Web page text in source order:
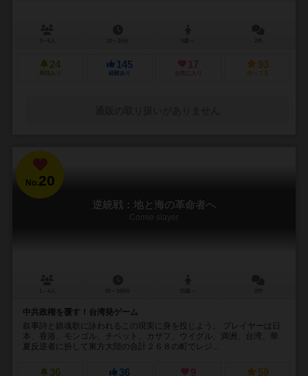
24
興味あり
145
経験あり
17
お気に入り
93
持ってる
No.20
逆統戦：地と海の革命者へ
Comie slayer
中共政権を覆す！台湾発ゲーム
叙事詩と鎮魂歌に詠われるこの現実に身を投じよう。 プレイヤーは日
本、香港、モンゴル、チベット、カザフ、ウイグル、満洲、台湾、華
夏反逆者に扮して東方大陸の合計２６８の町でレジ...
36 36 9 59